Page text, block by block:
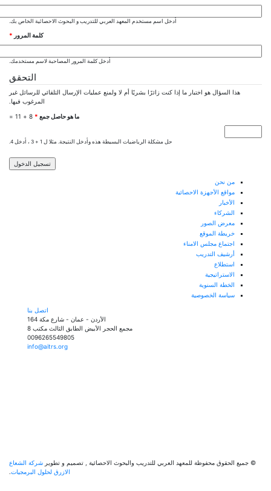
أدخل اسم مستخدم المعهد العربي للتدريب و البحوث الاحصائية الخاص بك.
‏كلمة المرور ‏*
أدخل كلمة المرور المصاحبة لاسم مستخدمك.
التحقق
هذا السؤال هو اختبار ما إذا كنت زائرًا بشريًا أم لا ولمنع عمليات الإرسال التلقائي للرسائل غير
المرغوب فيها.
‏ما هو حاصل جمع ‏*
8 + 11 =
حل مشكلة الرياضيات البسيطة هذه وأدخل النتيجة. مثلا ل 1 + 3 ، أدخل 4.
من نحن
مواقع الأجهزة الاحصائية
الأخبار
الشركاء
معرض الصور
خريطة الموقع
اجتماع مجلس الامناء
أرشيف التدريب
استطلاع
الاستراتيجية
الخطة السنوية
سياسة الخصوصية
الأردن - عمان - شارع مكة 164
مجمع الحجر الأبيض الطابق الثالث مكتب 8
0096265549805
info@aitrs.org
الحقوق محفوظة للمعهد العربي للتدريب والبحوث الاحصائية,تصميم و تطوير شركة الشعاع
الازرق لحلول البرمجيات.